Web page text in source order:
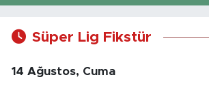
Süper Lig Fikstür
14 Ağustos, Cuma